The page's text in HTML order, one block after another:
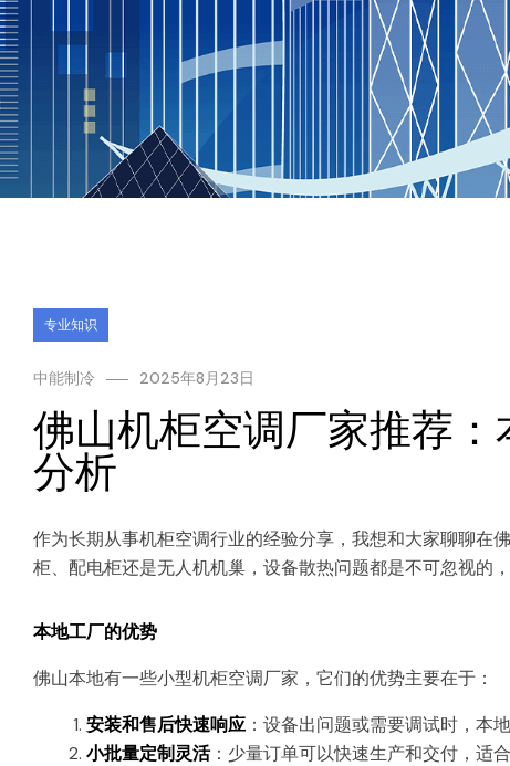
专业知识
中能制冷 2025年8月23日
佛山机柜空调厂家推荐
分析
作为长期从事机柜空调行业的经验分享，我想和大家聊聊在
柜、配电柜还是无人机机巢，设备散热问题都是不可忽视的
本地工厂的优势
佛山本地有一些小型机柜空调厂家，它们的优势主要在于：
安装和售后快速响应 ：设备出问题或需要调试时，本
小批量定制灵活：少量订单可以快速生产和交付，适